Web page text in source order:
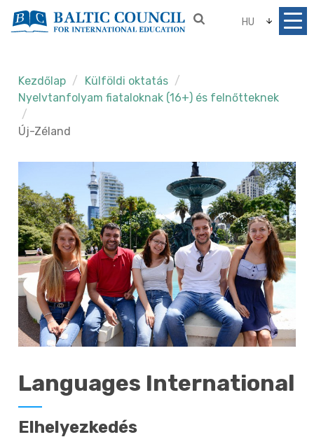
HU
Kezdőlap
Külföldi oktatás
Nyelvtanfolyam fiataloknak (16+) és felnőtteknek
Új-Zéland
Languages International
Elhelyezkedés